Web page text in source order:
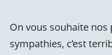
On vous souhaite nos
sympathies, c’est